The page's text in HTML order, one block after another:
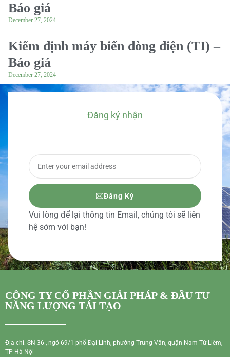
Báo giá
December 27, 2024
Kiểm định máy biến dòng điện (TI) –
Báo giá
December 27, 2024
Đăng ký nhận
Đăng Ký
Vui lòng để lại thông tin Email, chúng tôi sẽ liên
hệ sớm với bạn!
CÔNG TY CỔ PHẦN GIẢI PHÁP & ĐẦU TƯ
NĂNG LƯỢNG TÁI TẠO
Địa chỉ: SN 36 , ngõ 69/1 phố Đại Linh, phường Trung Văn, quận Nam Từ Liêm,
TP Hà Nội